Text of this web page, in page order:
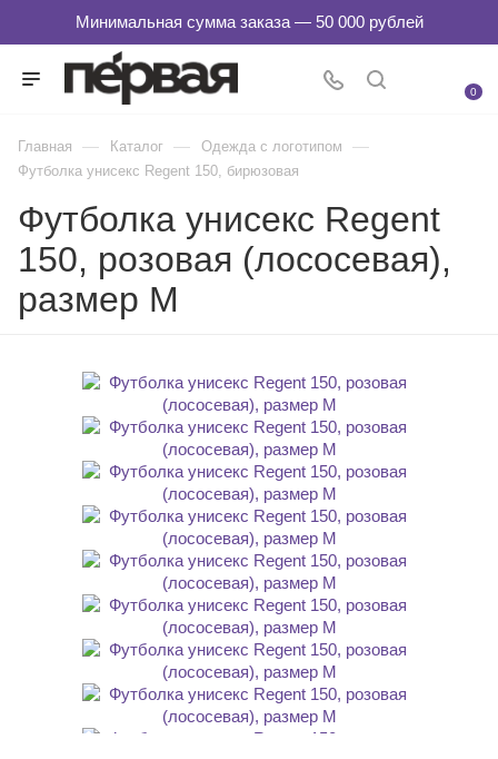
0
Главная — Каталог — Одежда с логотипом —
Футболка унисекс Regent 150, бирюзовая
Футболка унисекс Regent
150, розовая (лососевая),
размер M